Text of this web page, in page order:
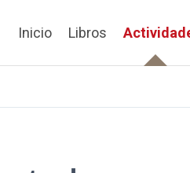
Inicio Libros